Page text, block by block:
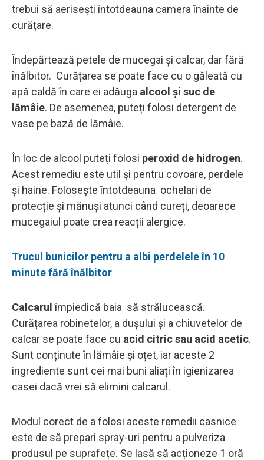
trebui să aerisești întotdeauna camera înainte de
curățare.
Îndepărtează petele de mucegai și calcar, dar fără
înălbitor. Curățarea se poate face cu o găleată cu
apă caldă în care ei adăuga alcool și suc de
lămâie. De asemenea, puteți folosi detergent de
vase pe bază de lămâie.
În loc de alcool puteți folosi peroxid de hidrogen.
Acest remediu este util și pentru covoare, perdele
și haine. Folosește întotdeauna ochelari de
protecție și mănuși atunci când cureți, deoarece
mucegaiul poate crea reacții alergice.
Trucul bunicilor pentru a albi perdelele în 10
minute fără înălbitor
Calcarulîmpiedică baia să strălucească.
Curățarea robinetelor, a dușului și a chiuvetelor de
calcar se poate face cu acid citric sau acid acetic.
Sunt conținute în lămâie și oțet, iar aceste 2
ingrediente sunt cei mai buni aliați în igienizarea
casei dacă vrei să elimini calcarul.
Modul corect de a folosi aceste remedii casnice
este de să prepari spray-uri pentru a pulveriza
produsul pe suprafețe. Se lasă să acționeze 1 oră